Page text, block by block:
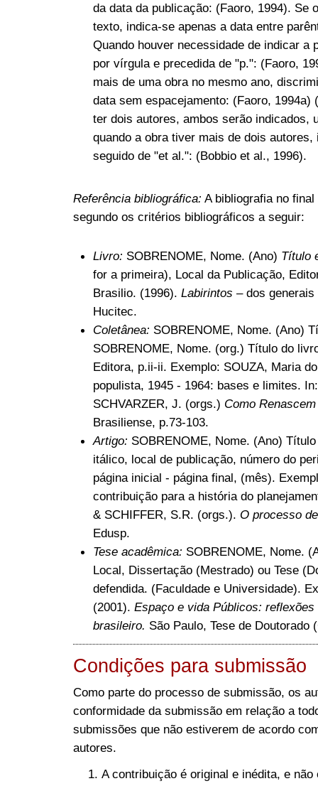
da data da publicação: (Faoro, 1994). Se
texto, indica-se apenas a data entre
Quando houver necessidade de indicar a
por vírgula e precedida de "p.": (Faoro,
mais de uma obra no mesmo ano,
data sem espacejamento: (Faoro, 1994a)
ter dois autores, ambos serão indicados,
quando a obra tiver mais de dois
seguido de "et al.": (Bobbio et al., 1996).
Referência bibliográfica: A bibliografia no
segundo os critérios bibliográficos a seguir:
Livro: SOBRENOME, Nome. (Ano) Título
for a primeira), Local da Publicação,
Brasilio. (1996). Labirintos – dos
Hucitec.
Coletânea: SOBRENOME, Nome. (Ano)
SOBRENOME, Nome. (org.) Título do
Editora, p.ii-ii. Exemplo: SOUZA, Maria
populista, 1945 - 1964: bases e limites.
SCHVARZER, J. (orgs.) Como
Brasiliense, p.73-103.
Artigo: SOBRENOME, Nome. (Ano)
itálico, local de publicação, número do
página inicial - página final, (mês).
contribuição para a história do
& SCHIFFER, S.R. (orgs.). O processo
Edusp.
Tese acadêmica: SOBRENOME, Nome.
Local, Dissertação (Mestrado) ou Tese
defendida. (Faculdade e Universidade).
(2001). Espaço e vida Públicos:
brasileiro. São Paulo, Tese de
Condições para submissão
Como parte do processo de submissão, os
conformidade da submissão em relação a
submissões que não estiverem de acordo
autores.
A contribuição é original e inédita, e